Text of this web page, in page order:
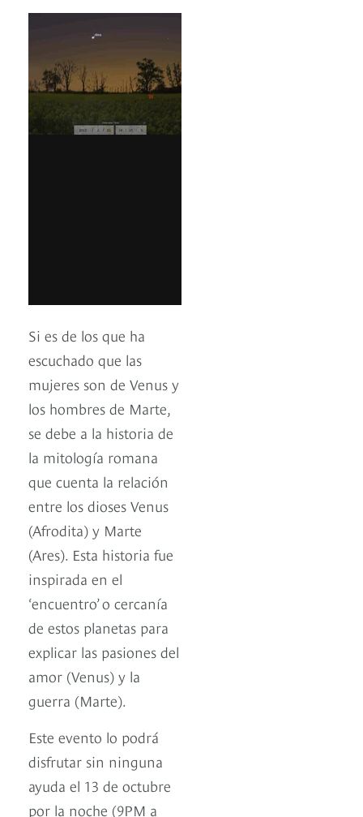
Si es de los que ha
escuchado que las
mujeres son de Venus y
los hombres de Marte,
se debe a la historia de
la mitología romana
que cuenta la relación
entre los dioses Venus
(Afrodita) y Marte
(Ares). Esta historia fue
inspirada en el
‘encuentro’ o cercanía
de estos planetas para
explicar las pasiones del
amor (Venus) y la
guerra (Marte).
Este evento lo podrá
disfrutar sin ninguna
ayuda el 13 de octubre
por la noche (9PM a